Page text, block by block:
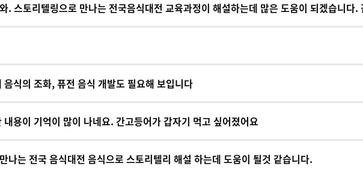
. 스토리텔링으로 만나는 전국음식대전 교육과정이 해설하는데 많은 도움이 되겠습니다.
음식의 조화, 퓨전 음식 개발도 필요해 보입니다
내용이 기억이 많이 나네요. 간고등어가 갑자기 먹고 싶어졌어요
나는 전국 음식대전 음식으로 스토리텔리 해설 하는데 도움이 될것 같습니다.